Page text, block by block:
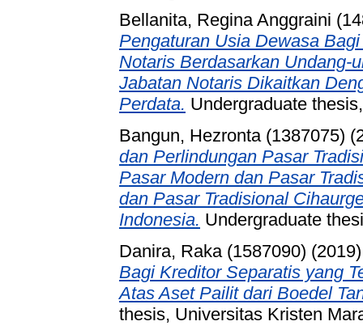
Bellanita, Regina Anggraini
Pengaturan Usia Dewasa
Notaris Berdasarkan Undang-
Jabatan Notaris Dikaitkan
Perdata. Undergraduate
Bangun, Hezronta (1387075)
dan Perlindungan Pasar
Pasar Modern dan Pasar
dan Pasar Tradisional
Indonesia. Undergraduate
Danira, Raka (1587090)
Bagi Kreditor Separatis yang
Atas Aset Pailit dari Boedel
thesis, Universitas Kristen